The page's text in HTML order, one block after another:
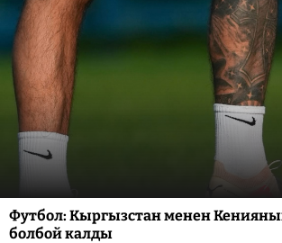
Футбол: Кыргызстан менен
болбой калды